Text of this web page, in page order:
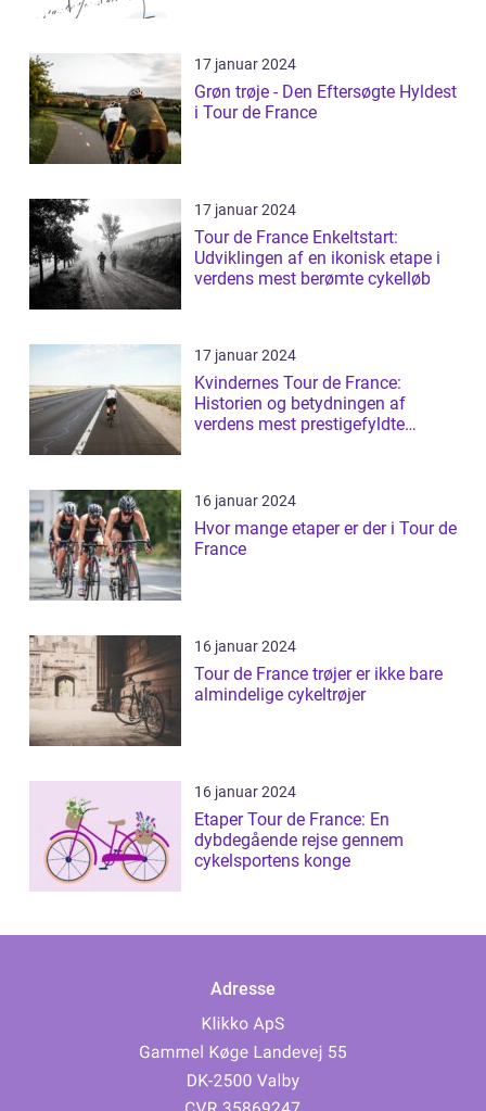
17 januar 2024
Grøn trøje - Den Eftersøgte Hyldest
i Tour de France
17 januar 2024
Tour de France Enkeltstart:
Udviklingen af en ikonisk etape i
verdens mest berømte cykelløb
17 januar 2024
Kvindernes Tour de France:
Historien og betydningen af
verdens mest prestigefyldte
16 januar 2024
Hvor mange etaper er der i Tour de
France
16 januar 2024
Tour de France trøjer er ikke bare
almindelige cykeltrøjer
16 januar 2024
Etaper Tour de France: En
dybdegående rejse gennem
cykelsportens konge
Adresse